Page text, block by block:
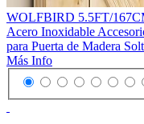
WOLFBIRD 5.5FT/
Acero Inoxidable
para Puerta de Madera
Más Info